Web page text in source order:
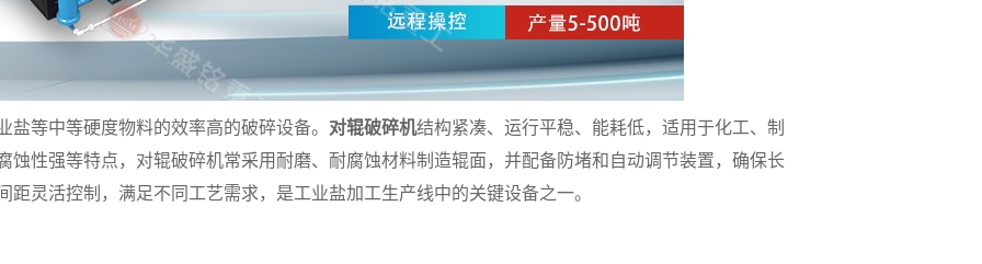
等中等硬度物料的效率高的破碎设备。 对辊破碎机结构紧凑、运行平稳、能耗低，适用于化工、制
蚀性强等特点，对辊破碎机常采用耐磨、耐腐蚀材料制造辊面，并配备防堵和自动调节装置，确保长
灵活控制，满足不同工艺需求，是工业盐加工生产线中的关键设备之一。